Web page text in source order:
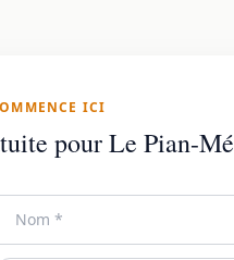
ICI
pour Le Pian-